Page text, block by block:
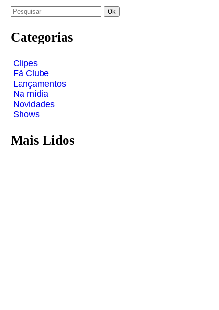
Categorias
Clipes
Fã Clube
Lançamentos
Na mídia
Novidades
Shows
Mais Lidos